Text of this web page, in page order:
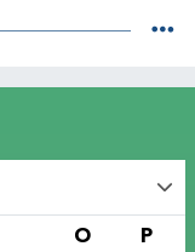
O P